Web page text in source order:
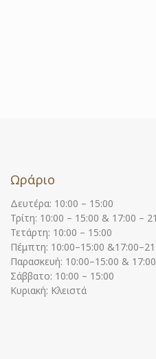
Ωράριο
Δευτέρα: 10:00 – 15:00
Τρίτη: 10:00 – 15:00 & 17:00 –
Τετάρτη: 10:00 – 15:00
Πέμπτη: 10:00–15:00
Παρασκευή: 10:00–15:00 &
Σάββατο: 10:00 – 15:00
Κυριακή: Κλειστά